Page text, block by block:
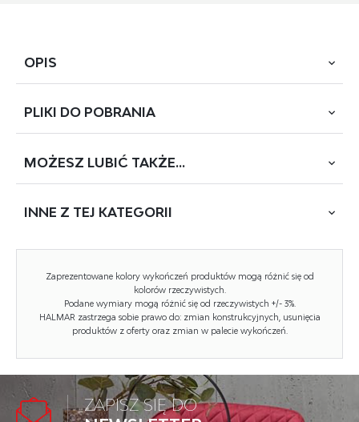
OPIS
wymiary: 150/40/198 cm, materiał: płyta meblowa
- czarny
Materiał:
płyta meblowa laminowana,
plastik, lustro
Szerokość (Zakres): 150
Wysokość: 198
Głębokość: 40
PLIKI DO POBRANIA
ZARIS
Zaprezentowane kolory wykończeń produktów mogą różnić się od
kolorów rzeczywistych.
Podane wymiary mogą różnić się od rzeczywistych +/- 3%.
HALMAR zastrzega sobie prawo do: zmian konstrukcyjnych, usunięcia
produktów z oferty oraz zmian w palecie wykończeń.
MOŻESZ LUBIĆ TAKŻE...
INNE Z TEJ KATEGORII
ZAPISZ SIĘ DO